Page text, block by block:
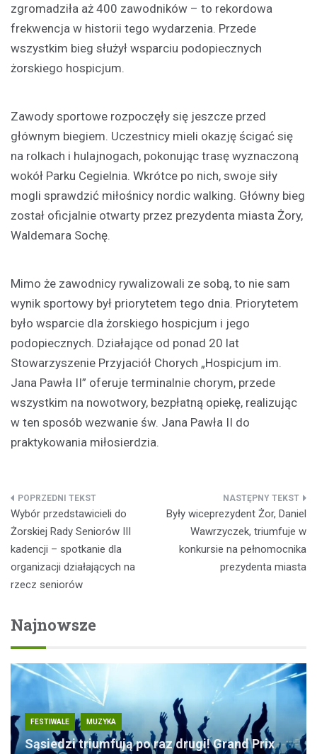
zgromadziła aż 400 zawodników – to rekordowa
frekwencja w historii tego wydarzenia. Przede
wszystkim bieg służył wsparciu podopiecznych
żorskiego hospicjum.
Zawody sportowe rozpoczęły się jeszcze przed
głównym biegiem. Uczestnicy mieli okazję ścigać się
na rolkach i hulajnogach, pokonując trasę wyznaczoną
wokół Parku Cegielnia. Wkrótce po nich, swoje siły
mogli sprawdzić miłośnicy nordic walking. Główny bieg
został oficjalnie otwarty przez prezydenta miasta Żory,
Waldemara Sochę.
Mimo że zawodnicy rywalizowali ze sobą, to nie sam
wynik sportowy był priorytetem tego dnia. Priorytetem
było wsparcie dla żorskiego hospicjum i jego
podopiecznych. Działające od ponad 20 lat
Stowarzyszenie Przyjaciół Chorych „Hospicjum im.
Jana Pawła II” oferuje terminalnie chorym, przede
wszystkim na nowotwory, bezpłatną opiekę, realizując
w ten sposób wezwanie św. Jana Pawła II do
praktykowania miłosierdzia.
Nawigacja
wpisu
Wybór przedstawicieli do
Żorskiej Rady Seniorów III
kadencji – spotkanie dla
organizacji działających na
rzecz seniorów
Były wiceprezydent Żor, Daniel
Wawrzyczek, triumfuje w
konkursie na pełnomocnika
prezydenta miasta
Najnowsze
FESTIWALE MUZYKA
Sąsiedzi triumfują po raz drugi! Grand Prix